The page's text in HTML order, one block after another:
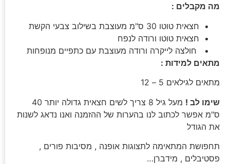
מה מקבלים :
חצאית טוטו 30 ס"מ מעוצבת בשילוב צבעי הקשת
חצאית טוטו ורודה לנפח
חולצה לייקרה ורודה מעוצבת עם כתפיים מנופחות
מתאים למידות :
מתאים לגילאים 5 – 12
שימו לב !
מעל גיל 8 צריך לשים חצאית גדולה יותר 40
ס"מ אפשר לכתוב לנו בהערות של ההזמנה ואנו נדאג לשנות
את הגודל
תחפושת המתאימה לתצוגות אופנה , מסיבות פורים ,
פסטיבלים , מידברן…